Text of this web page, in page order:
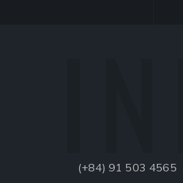
(+84) 91 503 4565